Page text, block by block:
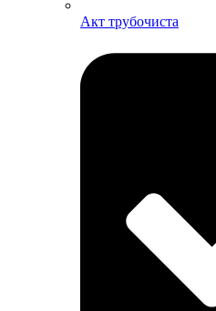
Акт трубочиста